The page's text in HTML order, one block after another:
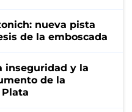
nueva pista
de la emboscada
inseguridad y la
de la